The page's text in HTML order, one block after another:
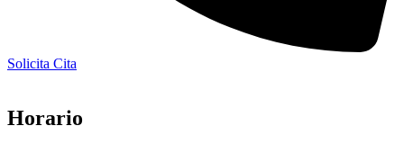
Solicita Cita
Horario